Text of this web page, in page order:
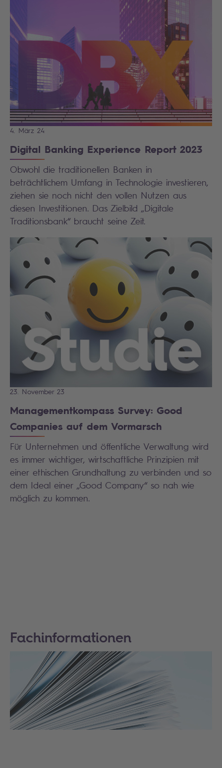
4. März 24
Digital Banking Experience Report 2023
Obwohl die traditionellen Banken in
beträchtlichem Umfang in Technologie investieren,
ziehen sie noch nicht den vollen Nutzen aus
diesen Investitionen. Das Zielbild „Digitale
Traditionsbank“ braucht seine Zeit.
23. November 23
Managementkompass Survey: Good
Companies auf dem Vormarsch
Für Unternehmen und öffentliche Verwaltung wird
es immer wichtiger, wirtschaftliche Prinzipien mit
einer ethischen Grundhaltung zu verbinden und so
dem Ideal einer „Good Company“ so nah wie
möglich zu kommen.
Fachinformationen